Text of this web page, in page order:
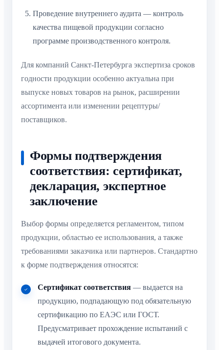
Проведение внутреннего аудита — контроль
качества пищевой продукции согласно
программе производственного контроля.
Для компаний Санкт-Петербурга экспертиза сроков
годности продукции особенно актуальна при
выпуске новых товаров на рынок, расширении
ассортимента или изменении рецептуры/
поставщиков.
Формы подтверждения
соответствия: сертификат,
декларация, экспертное
заключение
Выбор формы определяется регламентом, типом
продукции, областью ее использования, а также
требованиями заказчика или партнеров. Стандартно
к форме подтверждения относятся:
Сертификат соответствия — выдается на
продукцию, подпадающую под обязательную
сертификацию по ЕАЭС или ГОСТ.
Предусматривает прохождение испытаний с
выдачей итогового документа.